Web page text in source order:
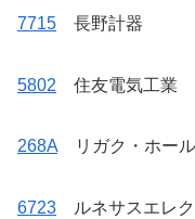
7715 長野計器
5802 住友電気工業
268Aリガク・ホール
6723 ルネサスエレ